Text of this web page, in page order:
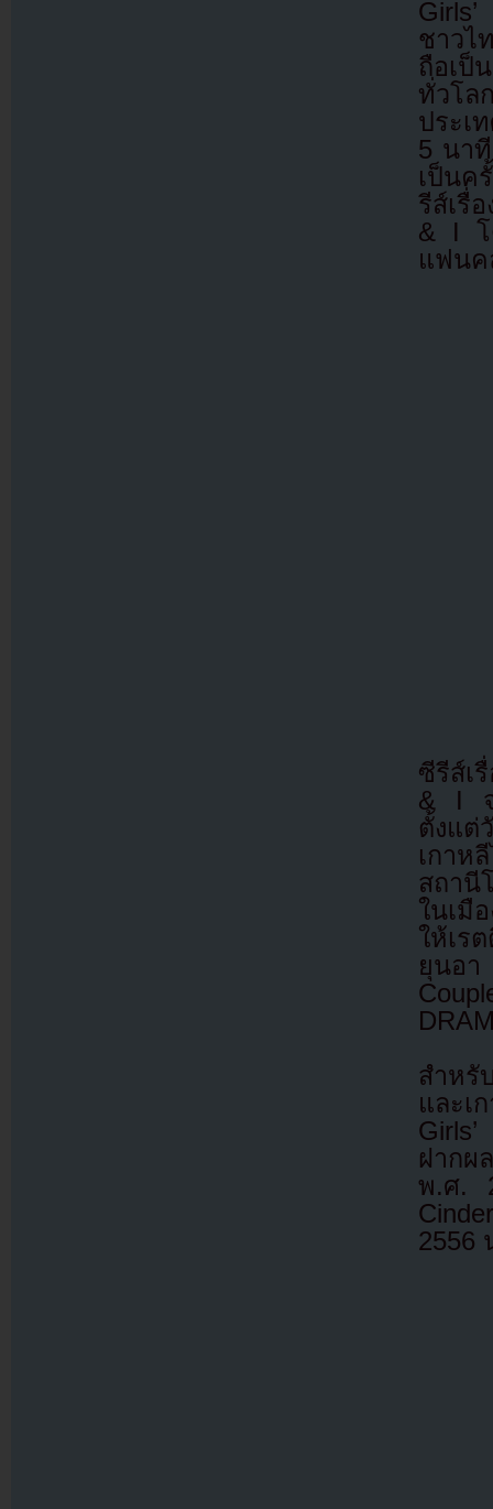
ชาวไ
ถือเป็
ทั่วโ
ประเ
5 นา
เป็นค
รีส์เรื่
& I โ
แฟนค
ซีรีส์เ
& I จ
ตั้งแต่
เกาห
สถานี
ในเมื
ให้เร
ยุนอา
สำหรั
และเ
ฝากผ
พ.ศ.
2556